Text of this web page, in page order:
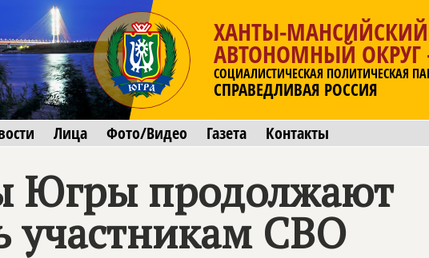
ХАНТЫ-МАНСИЙСКИЙ
АВТОНОМНЫЙ ОКРУГ
СОЦИАЛИСТИЧЕСКАЯ ПОЛИТИЧЕСКАЯ
СПРАВЕДЛИВАЯ РОССИЯ
Лица Фото/Видео Газета Контакты
Югры продолжают
участникам СВО